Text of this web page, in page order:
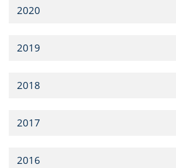
2020
2019
2018
2017
2016